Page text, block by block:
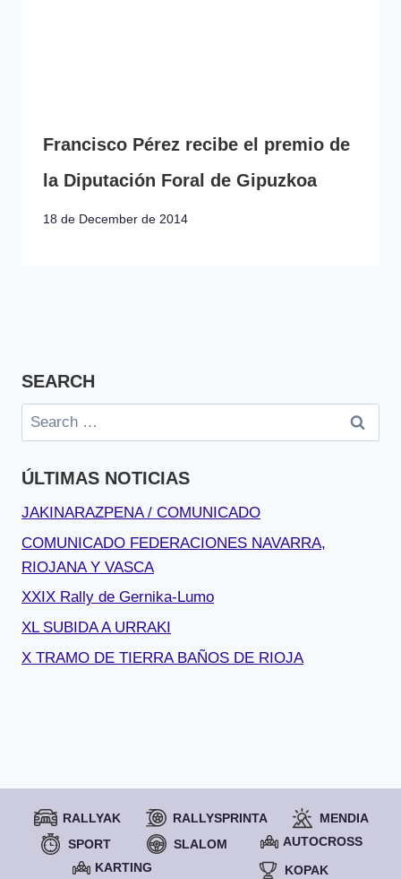
Francisco Pérez recibe el premio de
la Diputación Foral de Gipuzkoa
18 de December de 2014
SEARCH
Search
for:
ÚLTIMAS NOTICIAS
JAKINARAZPENA / COMUNICADO
COMUNICADO FEDERACIONES NAVARRA,
RIOJANA Y VASCA
XXIX Rally de Gernika-Lumo
XL SUBIDA A URRAKI
X TRAMO DE TIERRA BAÑOS DE RIOJA
RALLYAK RALLYSPRINTA
MENDIA
SPORT
SLALOM
AUTOCROSS
KARTING
KOPAK